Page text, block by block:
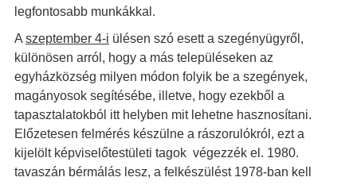
legfontosabb munkákkal.
A szeptember 4-i ülésen szó esett a szegényügyről,
különösen arról, hogy a más településeken az
egyházközség milyen módon folyik be a szegények,
magányosok segítésébe, illetve, hogy ezekből a
tapasztalatokból itt helyben mit lehetne hasznosítani.
Előzetesen felmérés készülne a rászorulókról, ezt a
kijelölt képviselőtestületi tagok végezzék el. 1980.
tavaszán bérmálás lesz, a felkészülést 1978-ban kell